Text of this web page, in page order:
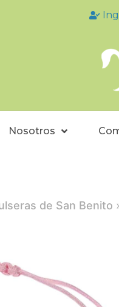
Nosotros
de San Benito